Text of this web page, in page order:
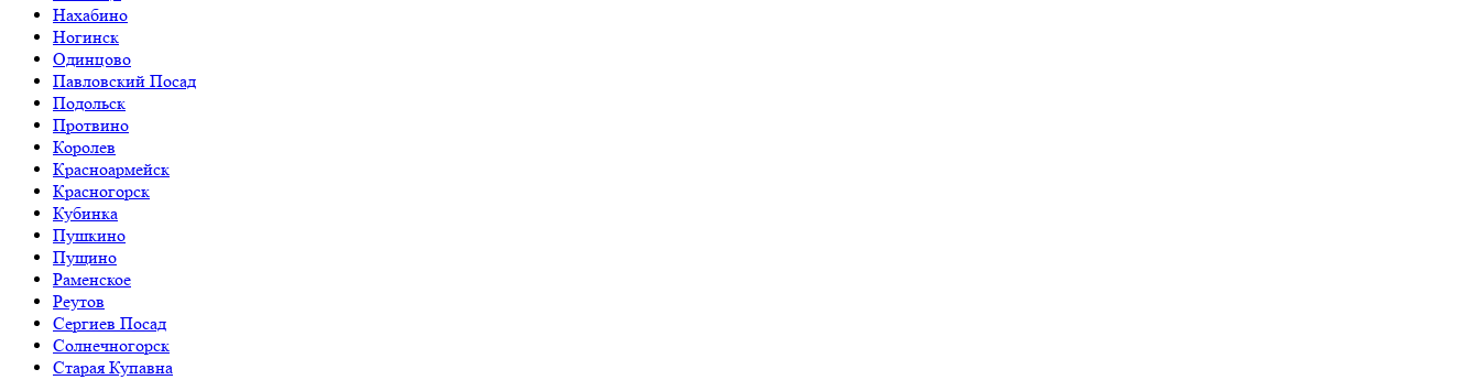
Нахабино
Ногинск
Одинцово
Павловский Посад
Подольск
Протвино
Королев
Красноармейск
Красногорск
Кубинка
Пушкино
Пущино
Раменское
Реутов
Сергиев Посад
Солнечногорск
Старая Купавна